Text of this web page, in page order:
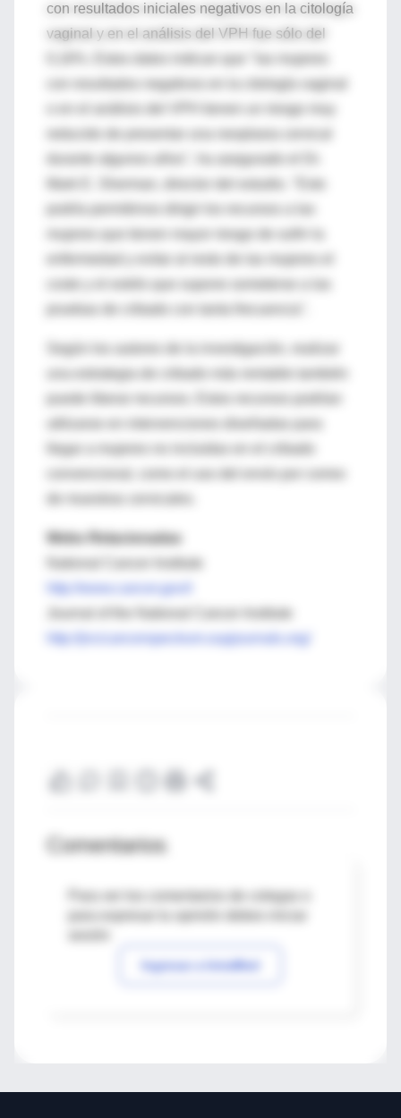
con resultados iniciales negativos en la citología
vaginal y en el análisis del VPH fue sólo del
con resultados negativos en la citología vaginal
o en el análisis del VPH tienen un riesgo muy
durante algunos años", ha asegurado el Dr.
podría permitirnos dirigir los recursos a las
mujeres que tienen mayor riesgo de sufrir la
coste y el estrés que supone someterse a las
Según los autores de la investigación, realizar
una estrategia de cribado más rentable también
llegar a mujeres no incluidas en el cribado
Webs Relacionadas
http://www.cancer.gov/t
http://jncicancerspectrum.oupjournals.org/
Comentarios
Para ver los comentarios de colegas o
Ingresar a IntraMed